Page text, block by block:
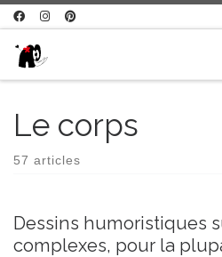
Passer au contenu
Le corps
57 articles
Dessins humoristiques
complexes, pour la